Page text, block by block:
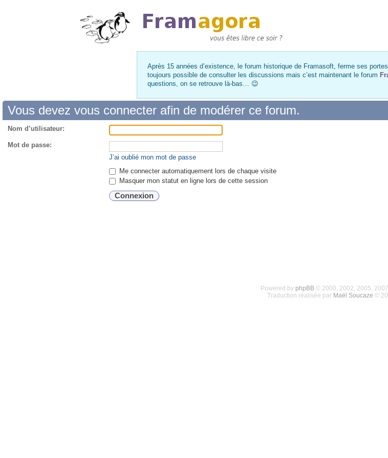
Après 15 années d’existence, le forum historique de Framasoft, ferme ses
toujours possible de consulter les discussions mais c’est maintenant le forum
questions, on se retrouve là-bas… 😉
Vous devez vous connecter afin de modérer ce forum.
Nom d’utilisateur:
Mot de passe:
J’ai oublié mon mot de passe
Me connecter automatiquement lors de chaque visite
Masquer mon statut en ligne lors de cette session
Powered by phpBB© 2000, 2002, 2005,
Traduction réalisée par Maël Soucaze ©